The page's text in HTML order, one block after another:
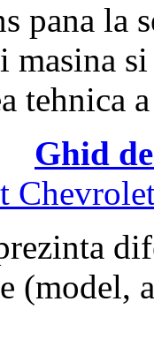
pana la
masina si
tehnica
Ghid
(model,